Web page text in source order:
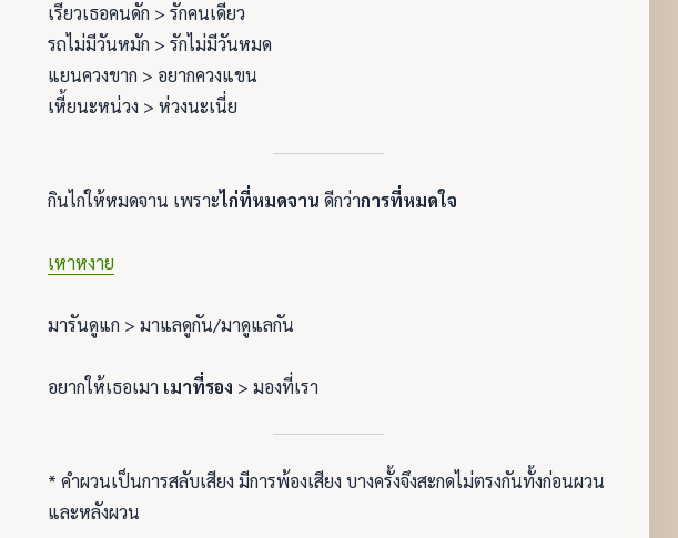
เรียวเธอคนดัก > รักคนเดียว
รถไม่มีวันหมัก > รักไม่มีวันหมด
แยนควงขาก > อยากควงแขน
เหี้ยนะหน่วง > ห่วงนะเนี่ย
กินไก่ให้หมดจาน เพราะไก่ที่หมดจาน ดีกว่าการที่หมดใจ
เหาหงาย
มารันดูแก > มาแลดูกัน/มาดูแลกัน
อยากให้เธอเมา เมาที่รอง > มองที่เรา
* คำผวนเป็นการสลับเสียง มีการพ้องเสียง บางครั้งจึงสะกดไม่ตรงกันทั้งก่อนผวน
และหลังผวน